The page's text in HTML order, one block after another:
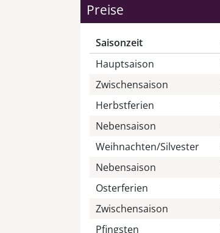
Preise
Saisonzeit
Hauptsaison
Zwischensaison
Herbstferien
Nebensaison
Weihnachten/Silvester
Nebensaison
Osterferien
Zwischensaison
Pfingsten